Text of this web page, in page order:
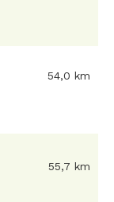
54,0 km
55,7 km